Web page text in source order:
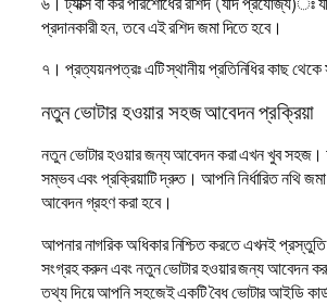
প্রদানকারী হন, তবে এই রশিদ জমা দিতে হবে।
৭। প্রত্যয়নপত্রঃ এটি স্থানীয় প্রতিনিধির কাছ
নতুন ভোটার হওয়ার সহজ আবেদন প্রক্রিয়া
নতুন ভোটার হওয়ার জন্য আবেদন করা এখন খুব
সম্ভব এবং প্রক্রিয়াটি দ্রুত। আপনি নির্ধারিত নথি
আবেদন গ্রহণ করা হবে।
আপনার নাগরিক অধিকার নিশ্চিত করতে এখনই
সংগ্রহ করুন এবং নতুন ভোটার হওয়ার জন্য আবেদন
তথ্য দিয়ে আপনি সহজেই একটি বৈধ ভোটার আইডি